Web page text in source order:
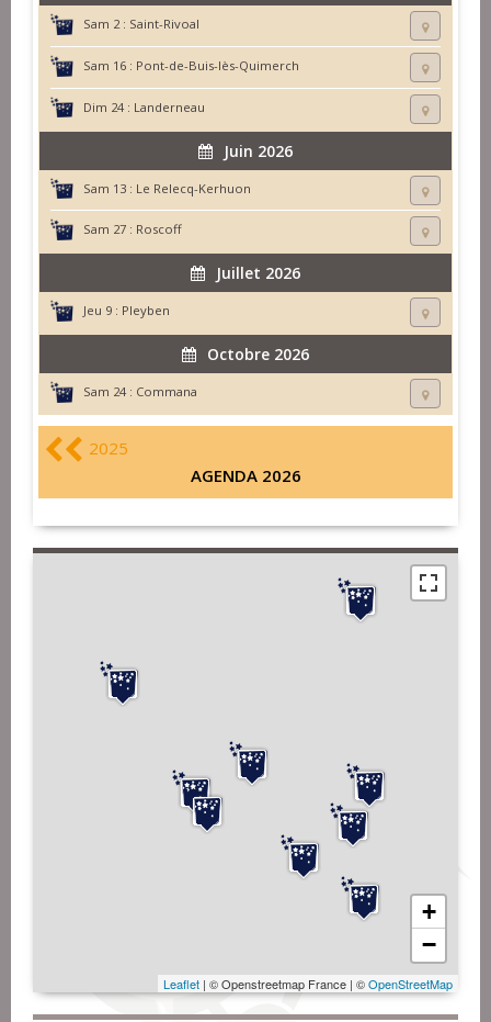
Sam 2 : Saint-Rivoal
Sam 16 : Pont-de-Buis-lès-Quimerch
Dim 24 : Landerneau
Juin 2026
Sam 13 : Le Relecq-Kerhuon
Sam 27 : Roscoff
Juillet 2026
Jeu 9 : Pleyben
Octobre 2026
Sam 24 : Commana
2025
AGENDA 2026
+
−
Leaflet | © Openstreetmap France | ©OpenStreetMap